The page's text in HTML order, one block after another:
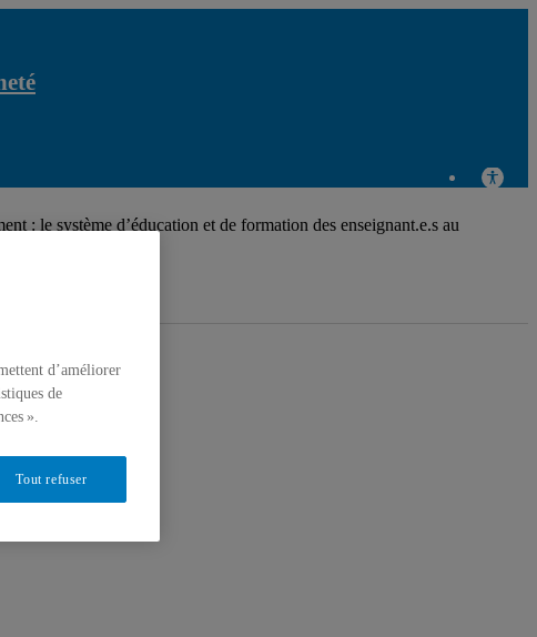
: le système d’éducation et de formation des enseignant.e.s au
d’améliorer
de
».
Tout refuser